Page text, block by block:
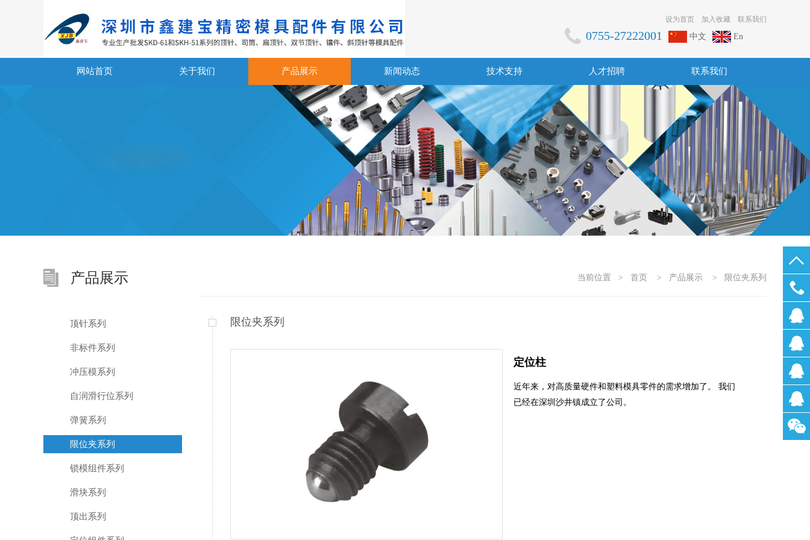
设为首页 加入收藏 联系我们
0755-27222001 中文 En
网站首页 关于我们 产品展示 新闻动态 技术支持 人才招聘 联系我们
产品展示 当前位置 > 首页 > 产品展示 > 限位夹系列
顶针系列
非标件系列
冲压模系列
自润滑行位系列
弹簧系列
限位夹系列
锁模组件系列
滑块系列
顶出系列
限位夹系列
定位柱
近年来，对高质量硬件和塑料模具零件的需求增加了。 我们
已经在深圳沙井镇成立了公司。
0755-
刘小
姐林小
姐汪小
姐张先